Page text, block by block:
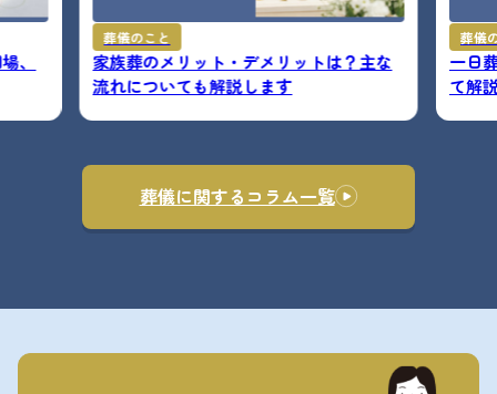
、
葬儀のこと
家族葬のメリット・デメリットは？主な
流れについても解説します
葬儀
一日
て解
葬儀に関するコラム一覧